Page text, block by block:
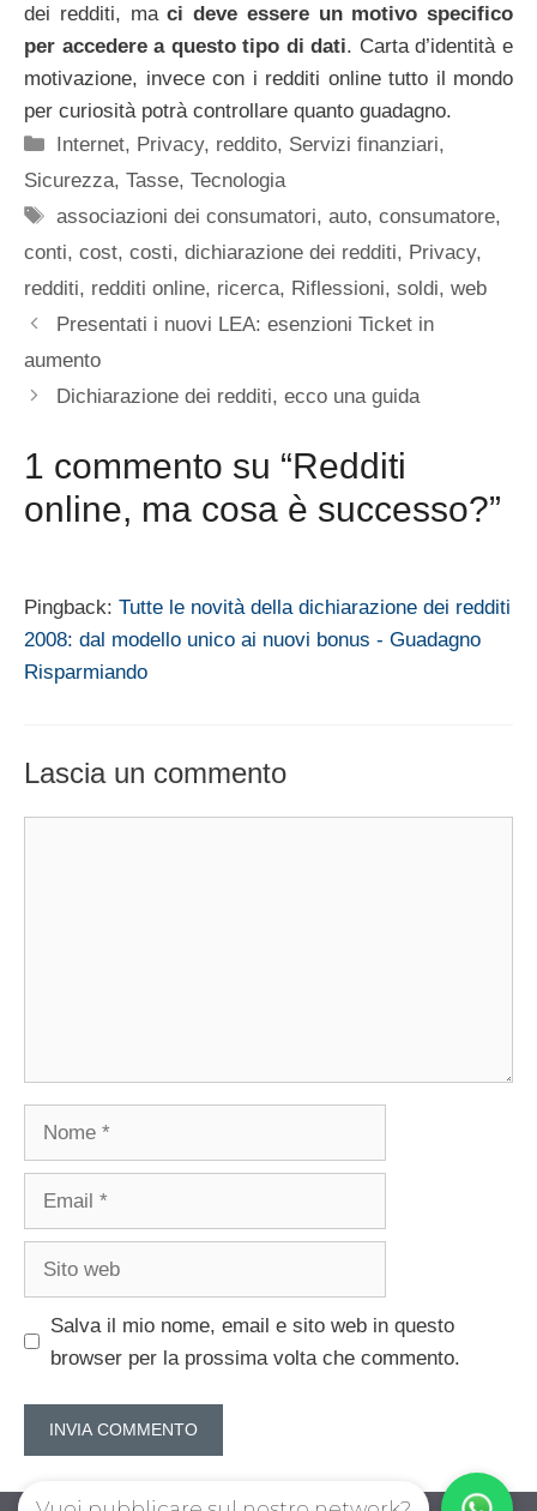
dei redditi, maci deve essere un motivo specifico
per accedere a questo tipo di dati. Carta d’identità e
motivazione, invece con i redditi online tutto il mondo
per curiosità potrà controllare quanto guadagno.
Categorie
Internet, Privacy, reddito, Servizi finanziari,
Sicurezza, Tasse, Tecnologia
Tag
associazioni dei consumatori,auto,consumatore,
conti, cost, costi, dichiarazione dei redditi, Privacy,
redditi, redditi online, ricerca, Riflessioni, soldi, web
Presentati i nuovi LEA: esenzioni Ticket in
aumento
Dichiarazione dei redditi, ecco una guida
1 commento su “Redditi
online, ma cosa è successo?”
Pingback: Tutte le novità della dichiarazione dei redditi
2008: dal modello unico ai nuovi bonus - Guadagno
Risparmiando
Lascia un commento
Salva il mio nome, email e sito web in questo
browser per la prossima volta che commento.